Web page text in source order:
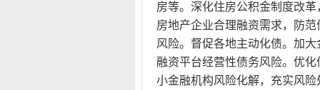
房等。深化住房公积金制度改革
房地产企业合理融资需求，防
风险。督促各地主动化债。加
融资平台经营性债务风险。优
小金融机构风险化解，充实风